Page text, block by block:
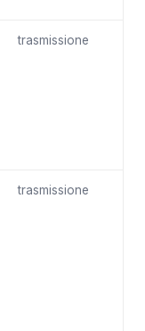
trasmissione
trasmissione